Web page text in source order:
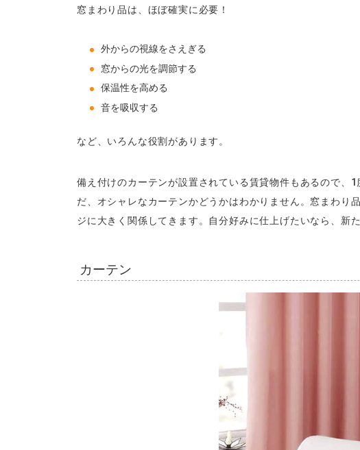
窓まわり品は、ほぼ確実に必要！
外からの視線をさえぎる
窓からの光を調節する
保温性を高める
音を吸収する
など、いろんな役割があります。
備え付けのカーテンが設置されている賃貸物件もあるので、
だ、オシャレなカーテンかどうかはわかりません。窓まわり
ジに大きく関係してきます。自分好みに仕上げたいなら、新
カーテン